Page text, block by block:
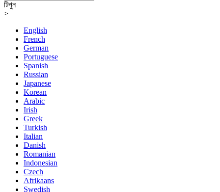
টিপুন
>
English
French
German
Portuguese
Spanish
Russian
Japanese
Korean
Arabic
Irish
Greek
Turkish
Italian
Danish
Romanian
Indonesian
Czech
Afrikaans
Swedish